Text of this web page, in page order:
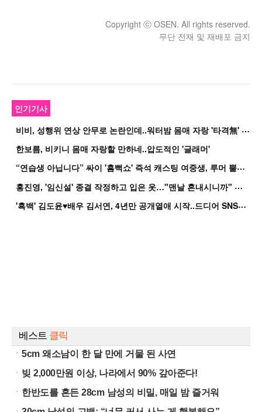
Copyright ⓒ OSEN. All rights reserved.
무단 전재 및 재배포 금지
인기기사
비
비, 성행위 연상 안무로 논란인데..워터밤 몸매 자랑 '타격無' 근황
한보름, 비키니 몸매 자랑할 만하네..압도적인 '글래머'
“
연습생 아닙니다” 싸이 '흠뻑쇼' 즉석 캐스팅 여중생, 루머 뿔났다[Oh!쎈 이...
홍
진영, '임신설' 종결 작정하고 입은 옷…"맨날 혼내시니까" 억울
'
흑백' 김도윤♥배우 김서연, 4년만 공개열애 시작..드디어 SNS에 노출 [핫피...